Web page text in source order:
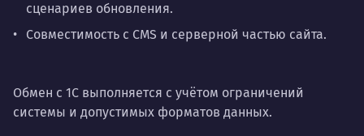
сценариев обновления.
Совместимость с CMS и серверной частью сайта.
Обмен с 1С выполняется с учётом ограничений
системы и допустимых форматов данных.